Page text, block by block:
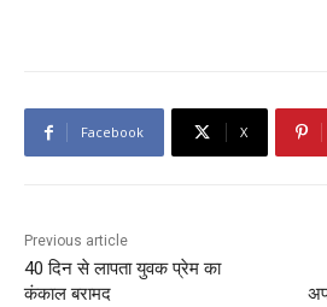
Facebook X
Previous article
40 दिन से लापता युवक प्रेम का
कंकाल बरामद